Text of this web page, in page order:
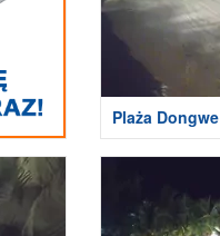
Plaża Dongwe